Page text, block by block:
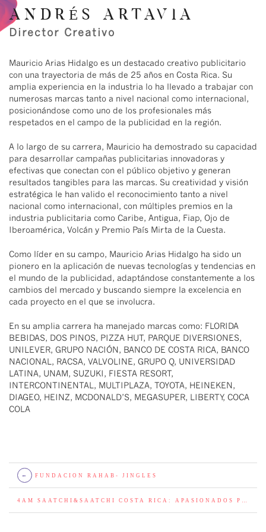
ANDRÉS ARTAVIA
Director Creativo
Mauricio Arias Hidalgo es un destacado creativo publicitario
con una trayectoria de más de 25 años en Costa Rica. Su
amplia experiencia en la industria lo ha llevado a trabajar con
numerosas marcas tanto a nivel nacional como internacional,
posicionándose como uno de los profesionales más
respetados en el campo de la publicidad en la región.
A lo largo de su carrera, Mauricio ha demostrado su capacidad
para desarrollar campañas publicitarias innovadoras y
efectivas que conectan con el público objetivo y generan
resultados tangibles para las marcas. Su creatividad y visión
estratégica le han valido el reconocimiento tanto a nivel
nacional como internacional, con múltiples premios en la
industria publicitaria como Caribe, Antigua, Fiap, Ojo de
Iberoamérica, Volcán y Premio País Mirta de la Cuesta.
Como líder en su campo, Mauricio Arias Hidalgo ha sido un
pionero en la aplicación de nuevas tecnologías y tendencias en
el mundo de la publicidad, adaptándose constantemente a los
cambios del mercado y buscando siempre la excelencia en
cada proyecto en el que se involucra.
En su amplia carrera ha manejado marcas como: FLORIDA
BEBIDAS, DOS PINOS, PIZZA HUT, PARQUE DIVERSIONES,
UNILEVER, GRUPO NACIÓN, BANCO DE COSTA RICA, BANCO
NACIONAL, RACSA, VALVOLINE, GRUPO Q, UNIVERSIDAD
LATINA, UNAM, SUZUKI, FIESTA RESORT,
INTERCONTINENTAL, MULTIPLAZA, TOYOTA, HEINEKEN,
DIAGEO, HEINZ, MCDONALD’S, MEGASUPER, LIBERTY, COCA
COLA
← FUNDACION RAHAB- JINGLES